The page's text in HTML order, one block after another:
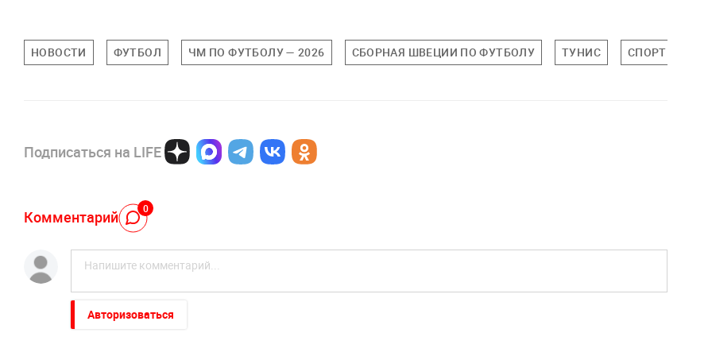
НОВОСТИ ФУТБОЛ ЧМ ПО ФУТБОЛУ — 2026 СБОРНАЯ ШВЕЦИИ ПО ФУТБОЛУ ТУНИС СПОРТ
Подписаться на LIFE
Комментарий 0
Авторизоваться